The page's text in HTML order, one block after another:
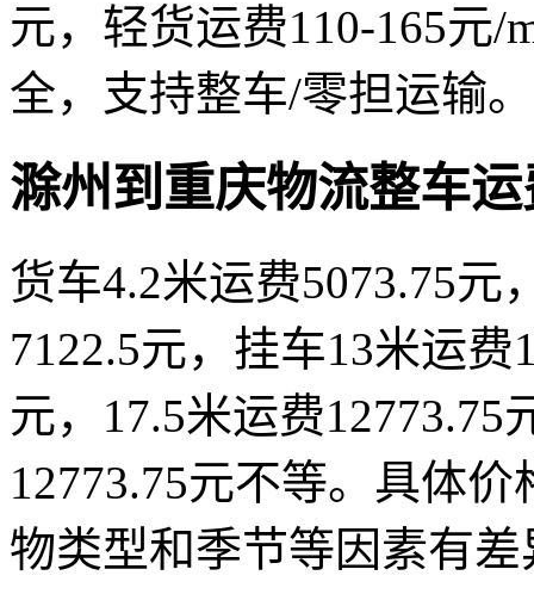
元，轻货运费110-165元/
全，支持整车/零担运输。
滁州到重庆物流整车
货车4.2米运费5073.75元
7122.5元，挂车13米运费
元，17.5米运费12773.75
12773.75元不等。具体
物类型和季节等因素有